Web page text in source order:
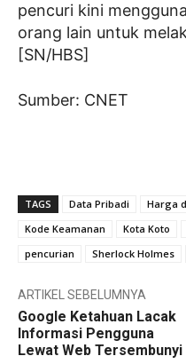
pencuri kini
orang lain untuk
[SN/HBS]
Sumber: CNET
TAGS Data Pribadi Harga
Kode Keamanan
Kota Koto
pencurian
Sherlock Holmes
ARTIKEL SEBELUMNYA
Google Ketahuan Lacak
Informasi Pengguna
Lewat Web Tersembunyi